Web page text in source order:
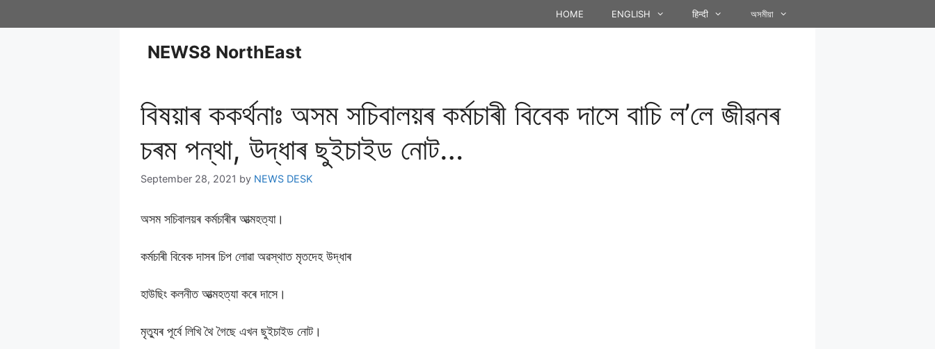
HOME ENGLISH हिन्दी অসমীয়া
NEWS8 NorthEast
বিষয়াৰ ককৰ্থনাঃ অসম সচিবালয়ৰ কৰ্মচাৰী বিবেক দাসে বাচি ল’লে জীৱনৰ
চৰম পন্থা, উদ্ধাৰ ছুইচাইড নোট…
September 28, 2021 by NEWS DESK
অসম সচিবালয়ৰ কৰ্মচাৰীৰ আত্মহত্যা।
কৰ্মচাৰী বিবেক দাসৰ চিপ লোৱা অৱস্থাত মৃতদেহ উদ্ধাৰ
হাউছিং কলনীত আত্মহত্যা কৰে দাসে।
মৃত্যুৰ পূৰ্বে লিখি থৈ গৈছে এখন ছুইচাইড নোট।